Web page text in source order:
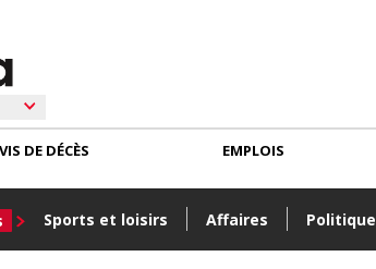
Sports et loisirs Affaires Politique
DE DÉCÈS EMPLOIS